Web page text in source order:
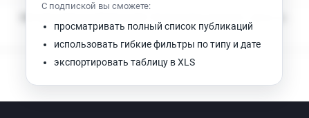
С подпиской вы сможете:
просматривать полный список публикаций
использовать гибкие фильтры по типу и дате
экспортировать таблицу в XLS